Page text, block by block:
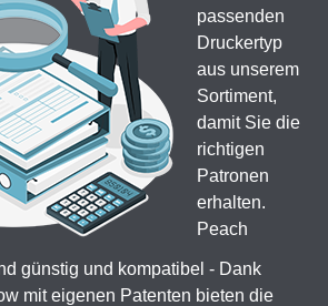
passenden
Druckertyp
aus unserem
Sortiment,
damit Sie die
richtigen
Patronen
erhalten.
Peach
günstig und kompatibel - Dank
mit eigenen Patenten bieten die